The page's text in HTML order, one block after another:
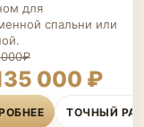
для
спальни или
000₽
000 ₽
ТОЧНЫЙ